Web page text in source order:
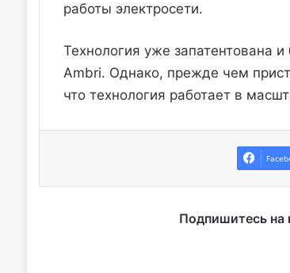
работы электросети.
Технология уже запатентована
Ambri. Однако, прежде чем
что технология работает в
Подпишитесь на